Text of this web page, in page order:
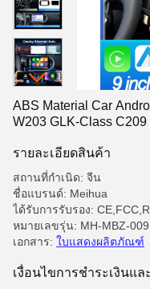
ABS Material Car
W203 GLK-Class
รายละเอียดสินค้า
สถานที่กำเนิด: จีน
ชื่อแบรนด์: Meihua
ได้รับการรับรอง:
หมายเลขรุ่น: MH-MBZ-009
เอกสาร: ใบแสดงผลิตภัณฑ์
เงื่อนไขการชําระเงินแล